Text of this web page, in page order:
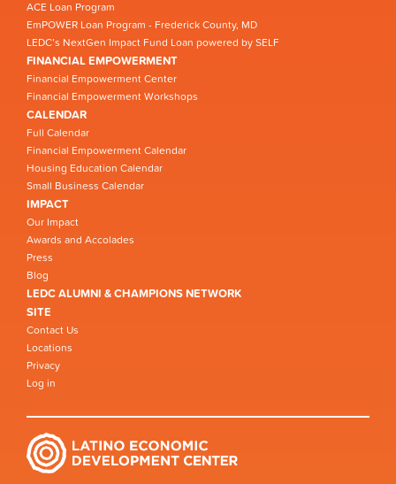
ACE Loan Program
EmPOWER Loan Program - Frederick County, MD
LEDC’s NextGen Impact Fund Loan powered by SELF
FINANCIAL EMPOWERMENT
Financial Empowerment Center
Financial Empowerment Workshops
CALENDAR
Full Calendar
Financial Empowerment Calendar
Housing Education Calendar
Small Business Calendar
IMPACT
Our Impact
Awards and Accolades
Press
Blog
LEDC ALUMNI & CHAMPIONS NETWORK
SITE
Contact Us
Locations
Privacy
Log in